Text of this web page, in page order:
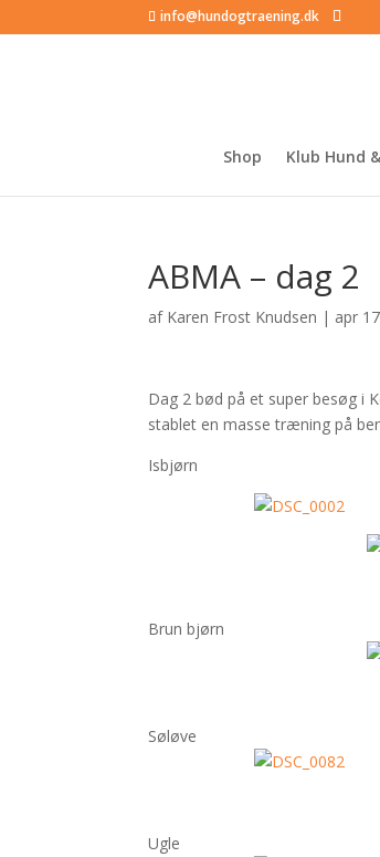
info@hundogtraening.dk
Shop Klub Hund
ABMA – dag 2
af Karen Frost Knudsen | apr
Dag 2 bød på et super besøg i
stablet en masse træning på
Isbjørn
Brun bjørn
Søløve
Ugle